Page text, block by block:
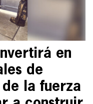
en
de
la fuerza